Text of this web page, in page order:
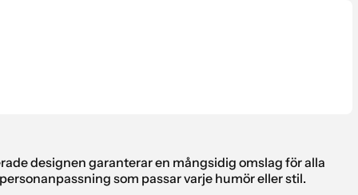
designen garanterar en mångsidig omslag för alla
som passar varje humör eller stil.